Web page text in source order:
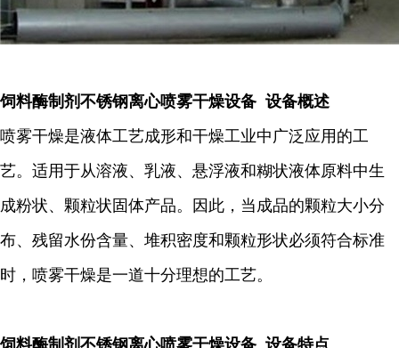
饲料酶制剂不锈钢离心喷雾干燥设备 设备概述
喷雾干燥是液体工艺成形和干燥工业中广泛应用的工
艺。适用于从溶液、乳液、悬浮液和糊状液体原料中生
成粉状、颗粒状固体产品。因此，当成品的颗粒大小分
布、残留水份含量、堆积密度和颗粒形状必须符合标准
时，喷雾干燥是一道十分理想的工艺。
饲料酶制剂不锈钢离心喷雾干燥设备 设备特点